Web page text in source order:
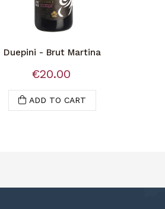
Duepini - Brut Martina
€20.00
ADD TO CART